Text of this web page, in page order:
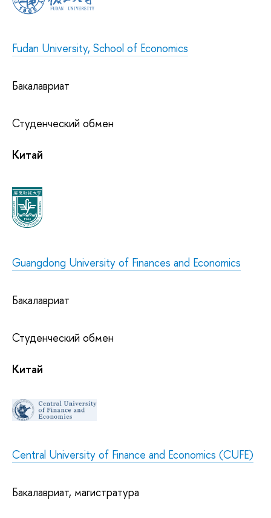
Fudan University, School of Economics
Бакалавриат
Студенческий обмен
Китай
Guangdong University of Finances and Economics
Бакалавриат
Студенческий обмен
Китай
Central University of Finance and Economics (CUFE)
Бакалавриат, магистратура